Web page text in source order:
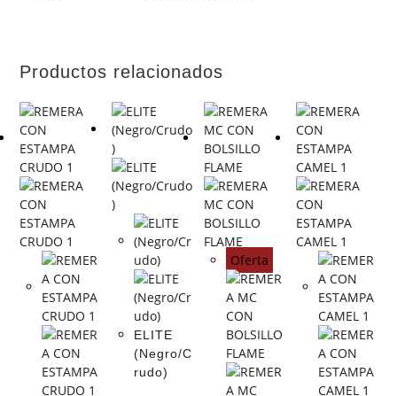
Productos relacionados
ELITE
(Negro/C
rudo)
Oferta